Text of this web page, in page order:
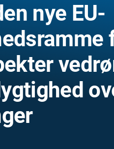
nye EU-